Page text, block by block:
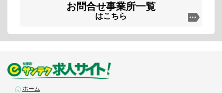
お問合せ事業所一覧
はこちら
ホーム